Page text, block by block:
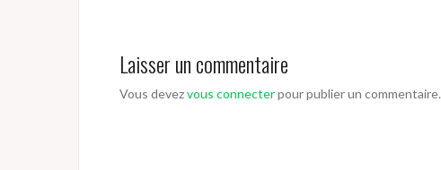
Laisser un commentaire
Vous devezvous connecterpour publier un commentaire.